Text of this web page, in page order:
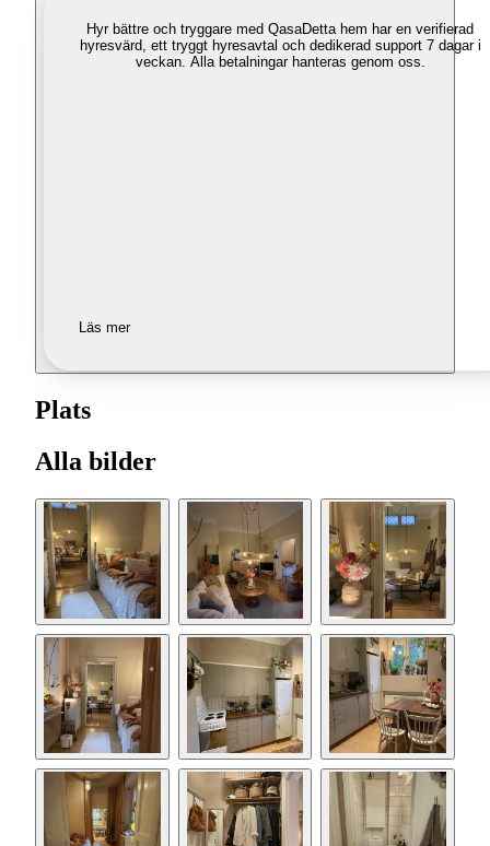
Hyr bättre och tryggare med QasaDetta hem har en verifierad
hyresvärd, ett tryggt hyresavtal och dedikerad support 7 dagar i
veckan. Alla betalningar hanteras genom oss.
Läs mer
Plats
Alla bilder